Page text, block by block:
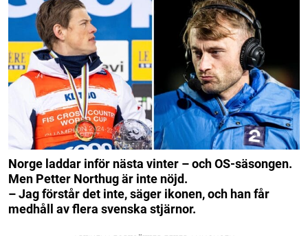
Norge laddar inför nästa vinter – och OS-säsongen.
Men Petter Northug är inte nöjd.
– Jag förstår det inte, säger ikonen, och han får
medhåll av flera svenska stjärnor.